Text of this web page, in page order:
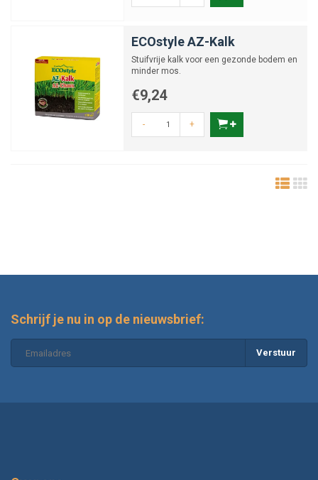
ECOstyle AZ-Kalk
Stuifvrije kalk voor een gezonde bodem en
minder mos.
€9,24
- +
Schrijf je nu in op de nieuwsbrief:
Verstuur